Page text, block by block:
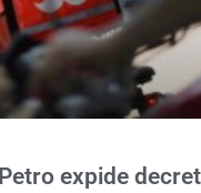
expide